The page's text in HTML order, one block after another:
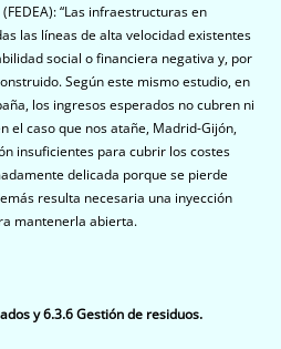
“Las infraestructuras en
las líneas de alta velocidad existentes
social o financiera negativa y, por
Según este mismo estudio, en
los ingresos esperados no cubren ni
el caso que nos atañe, Madrid-Gijón,
insuficientes para cubrir los costes
delicada porque se pierde
resulta necesaria una inyección
mantenerla abierta.
y 6.3.6 Gestión de residuos.